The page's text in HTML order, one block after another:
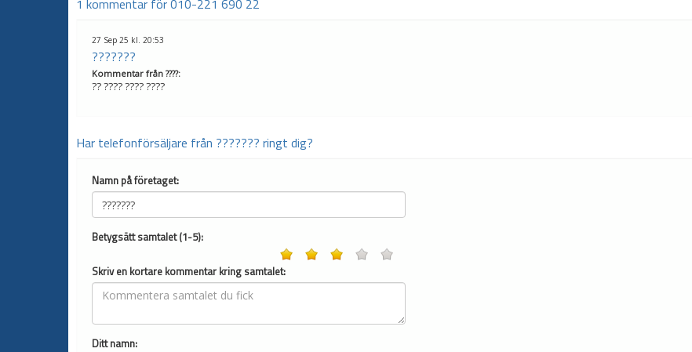
1 kommentar för 010-221 690 22
27 Sep 25 kl. 20:53
???????
Kommentar från ????:
?? ???? ???? ????
Har telefonförsäljare från ??????? ringt dig?
Namn på företaget:
Betygsätt samtalet (1-5):
Skriv en kortare kommentar kring samtalet:
Ditt namn: